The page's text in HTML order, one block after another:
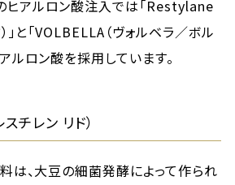
アルロン酸注入では「Restylane
」と「VOLBELLA（ヴォルベラ／ボル
ルロン酸を採用しています。
チレン リド）
は、大豆の細菌発酵によって作られ